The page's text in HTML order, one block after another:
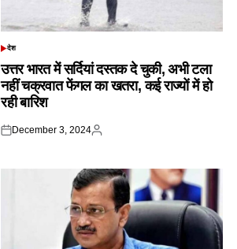
POSTED
देश
उत्तर भारत में सर्दियां दस्तक दे चुकी, अभी टला
नहीं चक्रवात फेंगल का खतरा, कई राज्यों में हो
रही बारिश
Posted
December 3, 2024
Posted